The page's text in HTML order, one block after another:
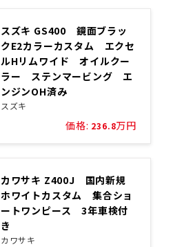
スズキ GS400 鏡面ブラッ
クE2カラーカスタム エクセ
ルHリムワイド オイルクー
ラー ステンマービング エ
ンジンOH済み
スズキ
価格: 236.8万円
カワサキ Z400J 国内新規
ホワイトカスタム 集合ショ
ートワンピース 3年車検付
き
カワサキ